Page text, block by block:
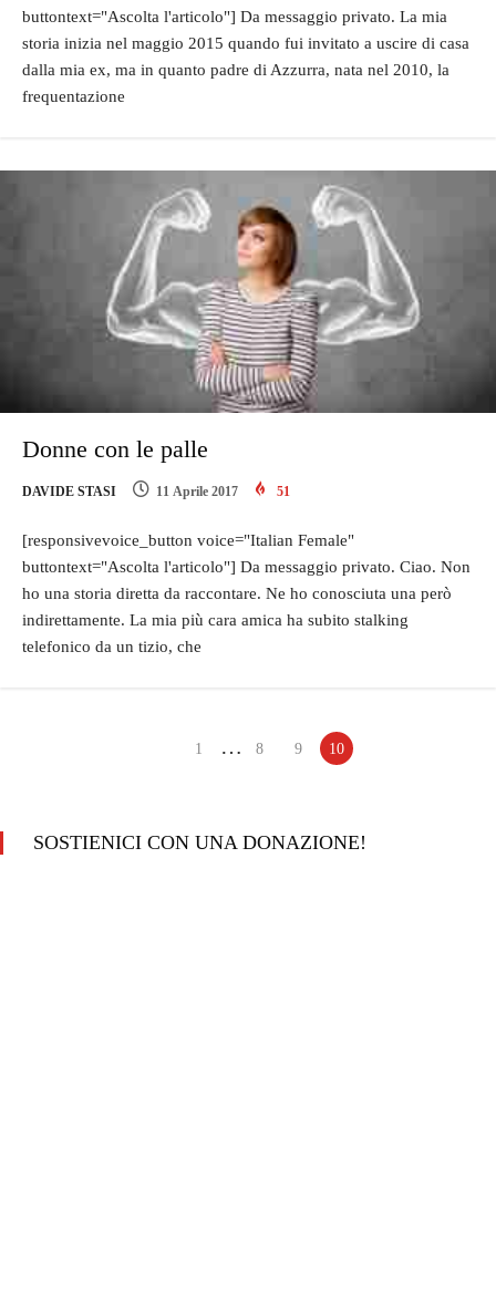
buttontext="Ascolta l'articolo"] Da messaggio privato. La mia
storia inizia nel maggio 2015 quando fui invitato a uscire di casa
dalla mia ex, ma in quanto padre di Azzurra, nata nel 2010, la
frequentazione
Donne con le palle
DAVIDE STASI 11 Aprile 2017 51
[responsivevoice_button voice="Italian Female"
buttontext="Ascolta l'articolo"] Da messaggio privato. Ciao. Non
ho una storia diretta da raccontare. Ne ho conosciuta una però
indirettamente. La mia più cara amica ha subito stalking
telefonico da un tizio, che
1 … 8 9 10
SOSTIENICI CON UNA DONAZIONE!